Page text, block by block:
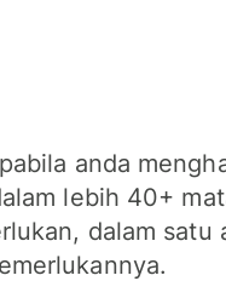
anda
lebih 40+
dalam satu